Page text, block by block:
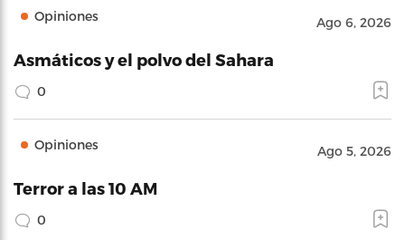
Opiniones Ago 6, 2026
Asmáticos y el polvo del Sahara
0
Opiniones Ago 5, 2026
Terror a las 10 AM
0